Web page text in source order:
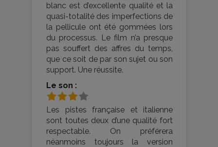
blanc est d’excellente qualité et la
quasi-totalité des imperfections de
la pellicule ont été gommées lors
du processus. Le film n’a presque
pas souffert des affres du temps,
que ce soit de par son sujet ou son
support. Une réussite.
Le son :
Les pistes française et italienne
sont toutes deux d’une qualité fort
respectable. On préférera
néanmoins toujours la version